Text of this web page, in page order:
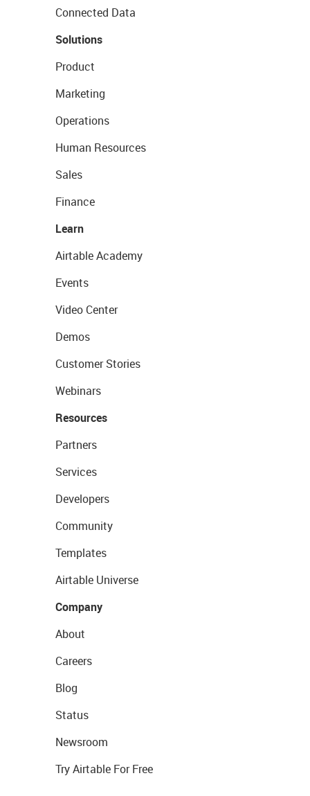
Connected Data
Solutions
Product
Marketing
Operations
Human Resources
Sales
Finance
Learn
Airtable Academy
Events
Video Center
Demos
Customer Stories
Webinars
Resources
Partners
Services
Developers
Community
Templates
Airtable Universe
Company
About
Careers
Blog
Status
Newsroom
Try Airtable For Free